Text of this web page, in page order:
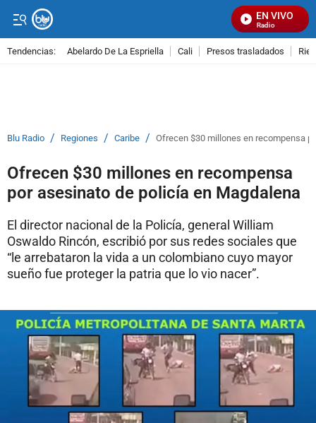
EN VIVO
Señal Visual Radio
Tendencias: Abelardo De La Espriella Cali Presos trasladados
Blu Radio / Regiones / Caribe / Ofrecen $30 millones en recompensa
Ofrecen $30 millones en recompensa
por asesinato de policía en Magdalena
El director nacional de la Policía, general William
Oswaldo Rincón, escribió por sus redes sociales que
“le arrebataron la vida a un colombiano cuyo mayor
sueño fue proteger la patria que lo vio nacer”.